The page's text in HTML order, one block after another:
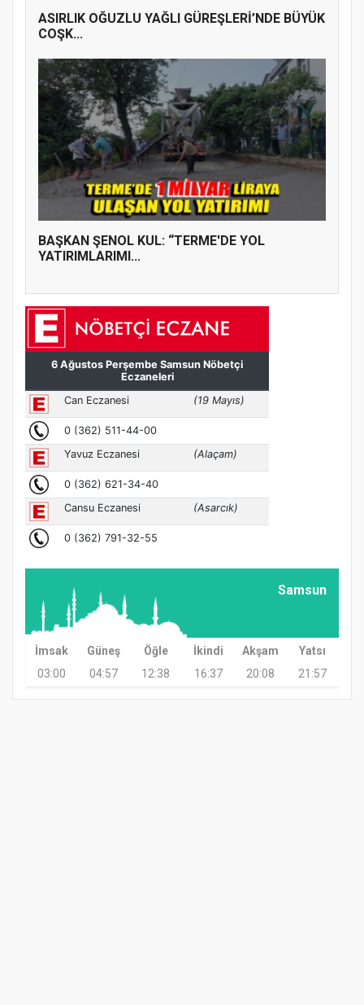
ASIRLIK OĞUZLU YAĞLI GÜREŞLERİ’NDE BÜYÜK
COŞK...
BAŞKAN ŞENOL KUL: “TERME'DE YOL
YATIRIMLARIMI...
Samsun
İmsak Güneş Öğle İkindi Akşam
Yatsı
03:00
04:57 12:38 16:37 20:08 21:57